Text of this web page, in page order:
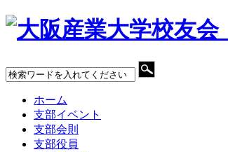
ホーム
支部イベント
支部会則
支部役員